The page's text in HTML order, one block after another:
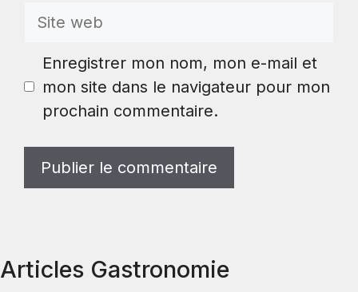
Site
Enregistrer mon nom, mon e-mail et
mon site dans le navigateur pour mon
prochain commentaire.
Articles Gastronomie